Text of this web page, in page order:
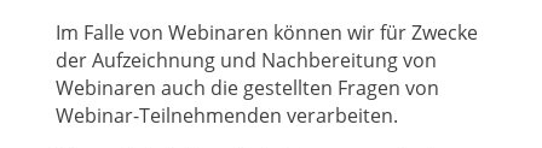
Im Falle von Webinaren können wir für Zwecke
der Aufzeichnung und Nachbereitung von
Webinaren auch die gestellten Fragen von
Webinar-Teilnehmenden verarbeiten.